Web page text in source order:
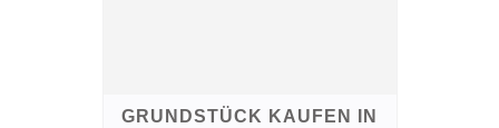
GRUNDSTÜCK KAUFEN IN